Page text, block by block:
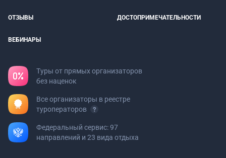
ОТЗЫВЫ ДОСТОПРИМЕЧАТЕЛЬНОСТИ
ВЕБИНАРЫ
Туры от прямых организаторов
без наценок
Все организаторы в реестре
туроператоров
Федеральный сервис: 97
направлений и 23 вида отдыха